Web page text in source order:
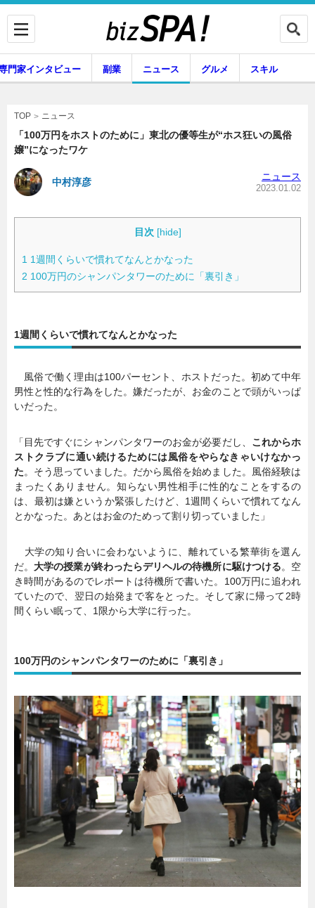
専門家インタビュー
スキル
暮らし
連載一覧
門家インタビュー 副業 ニュース グルメ スキル
TOP ニュース
「100万円をホストのために」東北の優等生が“ホス狂いの風俗
嬢”になったワケ
中村淳彦 ニュース
2023.01.02
目次 [hide]
1 1週間くらいで慣れてなんとかなった
2 100万円のシャンパンタワーのために「裏引き」
1週間くらいで慣れてなんとかなった
風俗で働く理由は100パーセント、ホストだった。初めて中年
男性と性的な行為をした。嫌だったが、お金のことで頭がいっぱ
いだった。
「目先ですぐにシャンパンタワーのお金が必要だし、 これからホ
ストクラブに通い続けるためには風俗をやらなきゃいけなかっ
た。そう思っていました。だから風俗を始めました。風俗経験は
まったくありません。知らない男性相手に性的なことをするの
は、最初は嫌というか緊張したけど、1週間くらいで慣れてなん
とかなった。あとはお金のためって割り切っていました」
大学の知り合いに会わないように、離れている繁華街を選ん
だ。 大学の授業が終わったらデリヘルの待機所に駆けつける。空
き時間があるのでレポートは待機所で書いた。100万円に追われ
ていたので、翌日の始発まで客をとった。そして家に帰って2時
間くらい眠って、1限から大学に行った。
100万円のシャンパンタワーのために「裏引き」